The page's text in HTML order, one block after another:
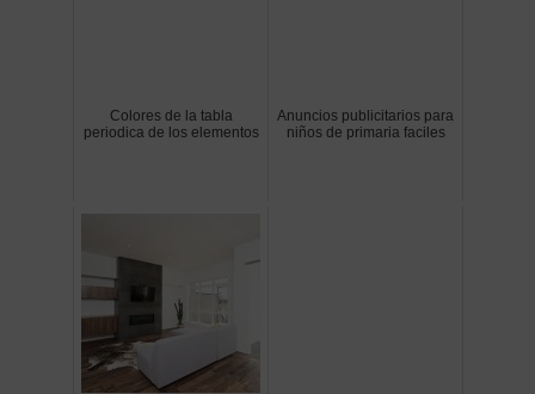
Colores de la tabla
periodica de los elementos
Anuncios publicitarios para
niños de primaria faciles